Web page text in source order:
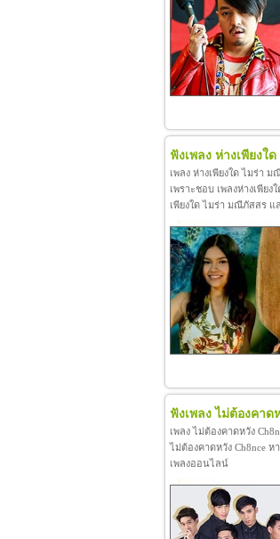
ฟังเพลง ห่างเพียงใ
เพลง ห่างเพียงใด ไมร่า
เพราะชอบ เพลงห่างเพีย
เพียงใด ไมร่า มณีภัสสร แ
ฟังเพลง ไม่ต้องคาด
เพลง ไม่ต้องคาดหวัง
ไม่ต้องคาดหวัง Ch8nce
เพลงออนไลน์